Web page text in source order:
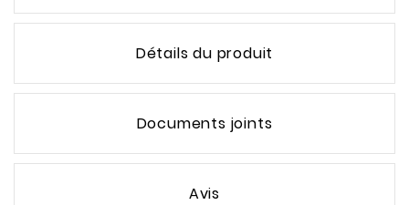
Détails du produit
Documents joints
Avis